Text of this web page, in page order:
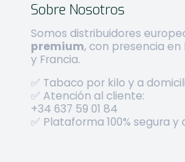
Sobre Nosotros
Somos distribuidores
premium, con presencia en
y Francia.
✅ Tabaco por kilo y a
✅ Atención al cliente:
+34 637 59 01 84
✅ Plataforma 100% segura